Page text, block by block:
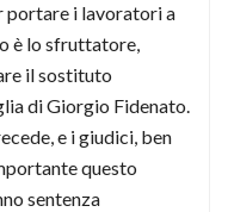
portare i lavoratori a
è lo sfruttatore,
il sostituto
di Giorgio Fidenato.
e i giudici, ben
questo
sentenza